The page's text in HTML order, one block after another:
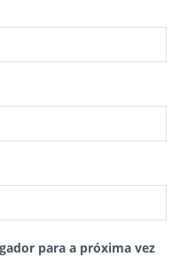
para a próxima vez